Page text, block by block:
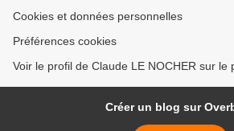
Cookies et données personnelles
Préférences cookies
Voir le profil de Claude LE NOCHER sur le
Créer un blog sur